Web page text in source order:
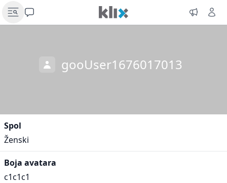
gooUser1676017013
Spol
Ženski
Boja avatara
c1c1c1